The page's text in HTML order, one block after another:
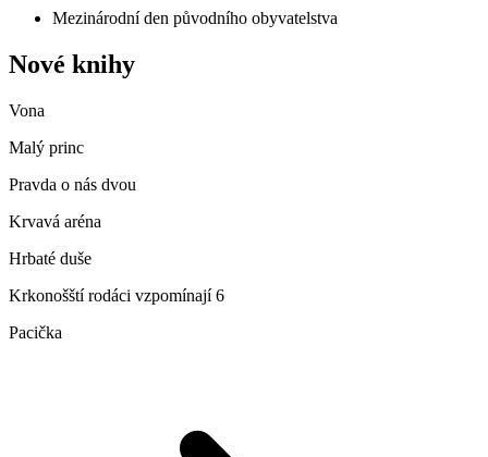
Mezinárodní den původního obyvatelstva
Nové knihy
Vona
Malý princ
Pravda o nás dvou
Krvavá aréna
Hrbaté duše
Krkonošští rodáci vzpomínají 6
Pacička